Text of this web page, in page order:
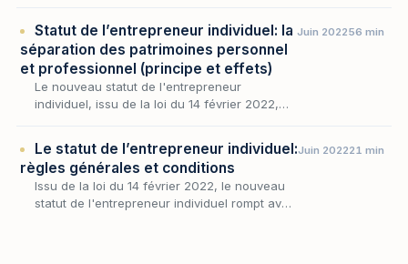
profes…
Statut de l’entrepreneur individuel: la
séparation des patrimoines personnel
et professionnel (principe et effets)
Le nouveau statut de l'entrepreneur
individuel, issu de la loi du 14 février 2022,
même pers…
Juin 202256 min
Le statut de l’entrepreneur individuel:
règles générales et conditions
Issu de la loi du 14 février 2022, le nouveau
statut de l'entrepreneur individuel rompt avec
Juin 202221 min